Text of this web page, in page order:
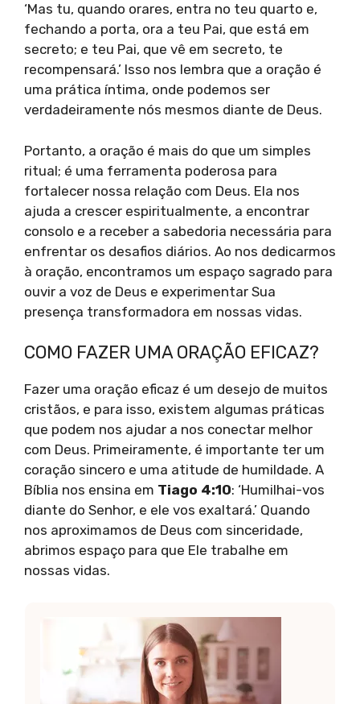
‘Mas tu, quando orares, entra no teu quarto e,
fechando a porta, ora a teu Pai, que está em
secreto; e teu Pai, que vê em secreto, te
recompensará.’ Isso nos lembra que a oração é
uma prática íntima, onde podemos ser
verdadeiramente nós mesmos diante de Deus.
Portanto, a oração é mais do que um simples
ritual; é uma ferramenta poderosa para
fortalecer nossa relação com Deus. Ela nos
ajuda a crescer espiritualmente, a encontrar
consolo e a receber a sabedoria necessária para
enfrentar os desafios diários. Ao nos dedicarmos
à oração, encontramos um espaço sagrado para
ouvir a voz de Deus e experimentar Sua
presença transformadora em nossas vidas.
COMO FAZER UMA ORAÇÃO EFICAZ?
Fazer uma oração eficaz é um desejo de muitos
cristãos, e para isso, existem algumas práticas
que podem nos ajudar a nos conectar melhor
com Deus. Primeiramente, é importante ter um
coração sincero e uma atitude de humildade. A
Bíblia nos ensina em Tiago 4:10: ‘Humilhai-vos
diante do Senhor, e ele vos exaltará.’ Quando
nos aproximamos de Deus com sinceridade,
abrimos espaço para que Ele trabalhe em
nossas vidas.